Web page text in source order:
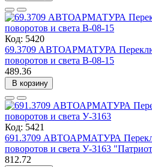
Код: 5420
69.3709 АВТОАРМАТУРА
поворотов и света В-08-15
489.36
В корзину
Код: 5421
691.3709 АВТОАРМАТУРА
поворотов и света У-3163
812.72